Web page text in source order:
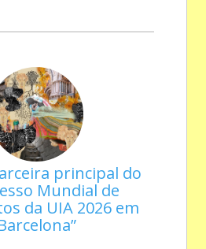
principal do
Mundial de
da UIA 2026 em